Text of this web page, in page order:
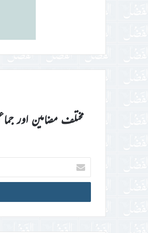
مختلف مضامین اور
اپنا
ای
میل
ڈی